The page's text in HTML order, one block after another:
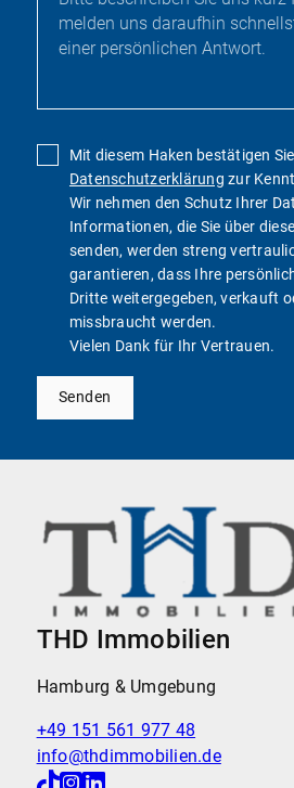
Mit diesem Haken bestätigen
Datenschutzerklärung zur
Wir nehmen den Schutz Ihrer
Informationen, die Sie über
senden, werden streng
garantieren, dass Ihre
Dritte weitergegeben, verkauft
missbraucht werden.
Vielen Dank für Ihr Vertrauen.
Senden
THD Immobilien
Hamburg & Umgebung
+49 151 561 977 48
info@thdimmobilien.de